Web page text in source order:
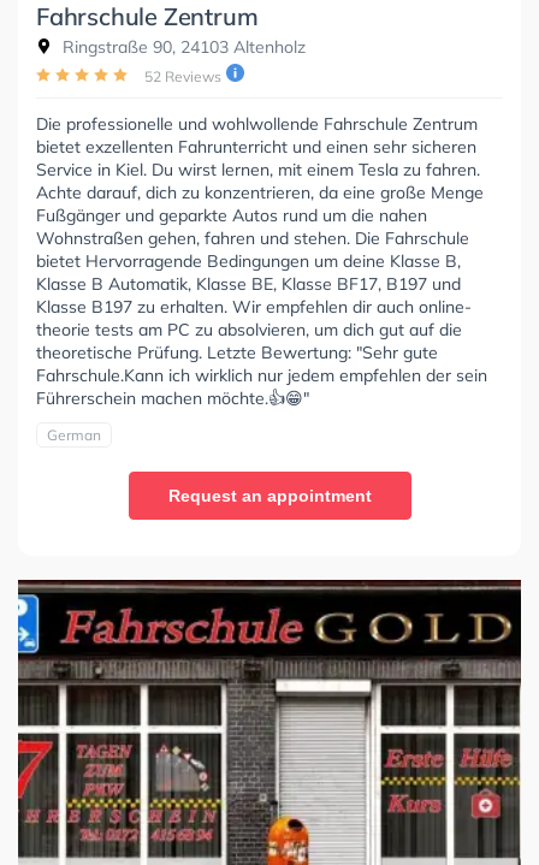
Fahrschule Zentrum
Ringstraße 90, 24103 Altenholz
52 Reviews
Die professionelle und wohlwollende Fahrschule Zentrum
bietet exzellenten Fahrunterricht und einen sehr sicheren
Service in Kiel. Du wirst lernen, mit einem Tesla zu fahren.
Achte darauf, dich zu konzentrieren, da eine große Menge
Fußgänger und geparkte Autos rund um die nahen
Wohnstraßen gehen, fahren und stehen. Die Fahrschule
bietet Hervorragende Bedingungen um deine Klasse B,
Klasse B Automatik, Klasse BE, Klasse BF17, B197 und
Klasse B197 zu erhalten. Wir empfehlen dir auch online-
theorie tests am PC zu absolvieren, um dich gut auf die
theoretische Prüfung. Letzte Bewertung: "Sehr gute
Fahrschule.Kann ich wirklich nur jedem empfehlen der sein
Führerschein machen möchte.👍😁"
German
Request an appointment